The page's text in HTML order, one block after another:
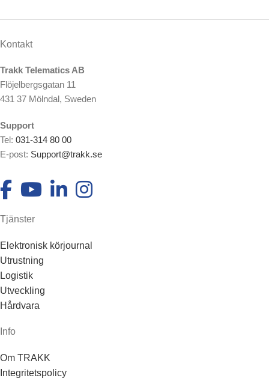
Kontakt
Trakk Telematics AB
Flöjelbergsgatan 11
431 37 Mölndal, Sweden
Support
Tel: 031-314 80 00
E-post: Support@trakk.se
Tjänster
Elektronisk körjournal
Utrustning
Logistik
Utveckling
Hårdvara
Info
Om TRAKK
Integritetspolicy